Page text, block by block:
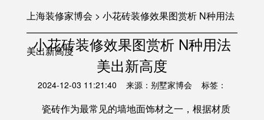
上海装修家博会 > 小花砖装修效果图赏析 N种用法
美出新高度
小花砖装修效果图赏析 N种用法
美出新高度
2024-12-03 11:21:40 来源：别墅家博会 标签：
瓷砖作为最常见的墙地面饰材之一，根据材质